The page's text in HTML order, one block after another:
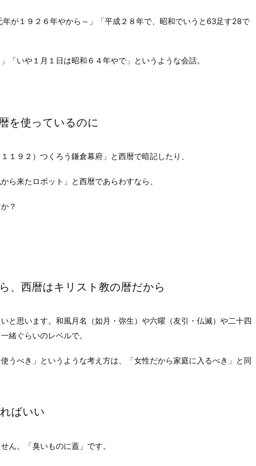
年が１９２６年やから～」「平成２８年で、昭和でいうと63足す28で
「いや１月１日は昭和６４年やで」というような会話。
を使っているのに
１９２）つくろう鎌倉幕府」と西暦で暗記したり、
ら来たロボット」と西暦であらわすなら、
？
、西暦はキリスト教の暦だから
と思います。和風月名（如月・弥生）や六曜（友引・仏滅）や二十四
緒ぐらいのレベルで。
うべき」というような考え方は、「女性だから家庭に入るべき」と同
ばいい
ん。「臭いものに蓋」です。